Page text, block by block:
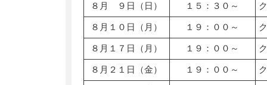
８月 ９日（日） １５：３０～
８月１０日（月） １９：００～
８月１７日（月） １９：００～
８月２１日（金） １９：００～